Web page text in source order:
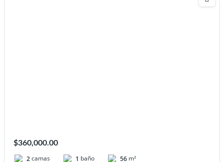
$360,000.00
2camas 1 baño 56 m²